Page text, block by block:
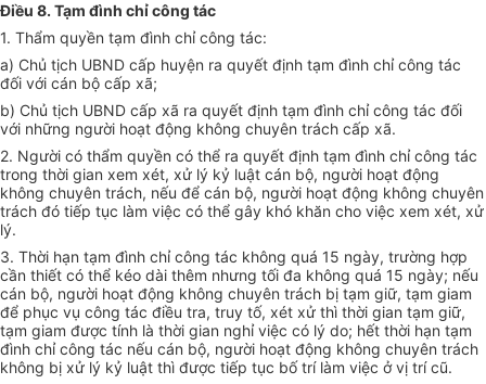
Điều 8. Tạm đình chỉ công tác
1. Thẩm quyền tạm đình chỉ công tác:
a) Chủ tịch UBND cấp huyện ra quyết định tạm đình chỉ công tác
đối với cán bộ cấp xã;
b) Chủ tịch UBND cấp xã ra quyết định tạm đình chỉ công tác đối
với những người hoạt động không chuyên trách cấp xã.
2. Người có thẩm quyền có thể ra quyết định tạm đình chỉ công tác
trong thời gian xem xét, xử lý kỷ luật cán bộ, người hoạt động
không chuyên trách, nếu để cán bộ, người hoạt động không chuyên
trách đó tiếp tục làm việc có thể gây khó khăn cho việc xem xét, xử
lý.
3. Thời hạn tạm đình chỉ công tác không quá 15 ngày, trường hợp
cần thiết có thể kéo dài thêm nhưng tối đa không quá 15 ngày; nếu
cán bộ, người hoạt động không chuyên trách bị tạm giữ, tạm giam
để phục vụ công tác điều tra, truy tố, xét xử thì thời gian tạm giữ,
tạm giam được tính là thời gian nghỉ việc có lý do; hết thời hạn tạm
đình chỉ công tác nếu cán bộ, người hoạt động không chuyên trách
không bị xử lý kỷ luật thì được tiếp tục bố trí làm việc ở vị trí cũ.